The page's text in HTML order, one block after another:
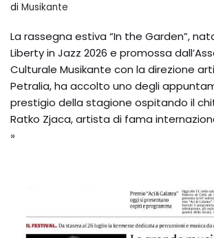
di Musikante
La rassegna estiva “In the Garden”,
Liberty in Jazz 2026 e promossa
Culturale Musikante con la direzione
Petralia, ha accolto uno degli
prestigio della stagione ospitando il
Ratko Zjaca, artista di fama
»